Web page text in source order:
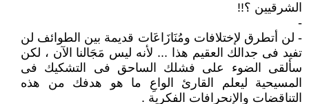
الشرقيين ؟!!
-
- لن أتطرق لإختلافات ومُنَازَاعَات قديمة بين الطوائف لن
تفيد فى جدالك العقيم هذا ... لأنه ليس مَجَالنا الآن ، لكن
سألقى الضوء على فشلك الساحق فى التشكيك فى
المسيحية ليعلم القارئ الواعِ ما هو هدفك من هذه
التناقضات والإنحرافات الفكرية .